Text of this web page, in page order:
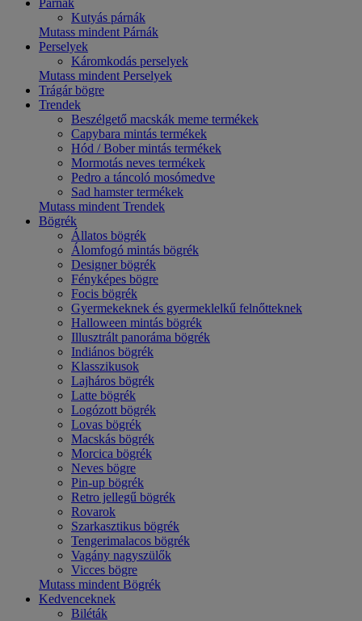
Párnák
Kutyás párnák
Mutass mindent Párnák
Perselyek
Káromkodás perselyek
Mutass mindent Perselyek
Trágár bögre
Trendek
Beszélgető macskák meme termékek
Capybara mintás termékek
Hód / Bober mintás termékek
Mormotás neves termékek
Pedro a táncoló mosómedve
Sad hamster termékek
Mutass mindent Trendek
Bögrék
Állatos bögrék
Álomfogó mintás bögrék
Designer bögrék
Fényképes bögre
Focis bögrék
Gyermekeknek és gyermeklelkű felnőtteknek
Halloween mintás bögrék
Illusztrált panoráma bögrék
Indiános bögrék
Klasszikusok
Lajháros bögrék
Latte bögrék
Logózott bögrék
Lovas bögrék
Macskás bögrék
Morcica bögrék
Neves bögre
Pin-up bögrék
Retro jellegű bögrék
Rovarok
Szarkasztikus bögrék
Tengerimalacos bögrék
Vagány nagyszülők
Vicces bögre
Mutass mindent Bögrék
Kedvenceknek
Biléták